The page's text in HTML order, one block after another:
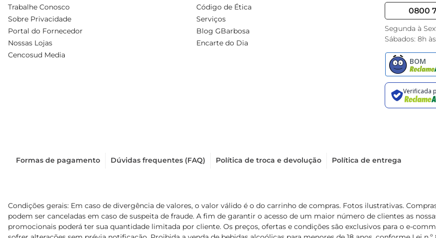
Trabalhe Conosco
Sobre Privacidade
Portal do Fornecedor
Nossas Lojas
Cencosud Media
Código de Ética
Serviços
Blog GBarbosa
Encarte do Dia
0800
Segunda à
Sábados: 8h
Formas de pagamento Dúvidas frequentes (FAQ) Política de troca e devolução Política de entrega
Condições gerais: Em caso de divergência de valores, o valor válido é o do carrinho de compras. Fotos ilustrativas.
podem ser canceladas em caso de suspeita de fraude. A fim de garantir o acesso de um maior número de clientes as
promocionais poderá ter sua quantidade limitada por cliente. Os preços, ofertas e condições são exclusivos para o e-